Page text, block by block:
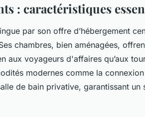
: caractéristiques
par son offre d’hébergement
chambres, bien aménagées,
aux voyageurs d'affaires qu’aux
modernes comme la
de bain privative, garantissant un